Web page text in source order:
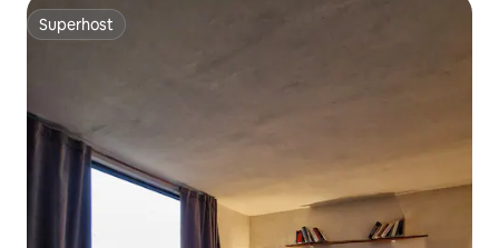
Superhost
Superhost